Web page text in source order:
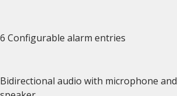
6 Configurable alarm entries
Bidirectional audio with microphone and